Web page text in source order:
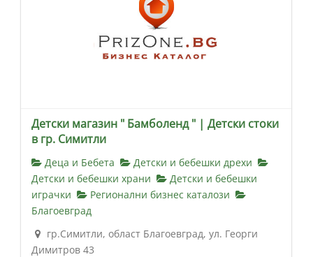
Детски магазин " Бамболенд " | Детски стоки
в гр. Симитли
Деца и Бебета
Детски и бебешки дрехи
Детски и бебешки храни
Детски и бебешки
играчки
Регионални бизнес каталози
Благоевград
гр.Симитли, област Благоевград, ул. Георги
Димитров 43